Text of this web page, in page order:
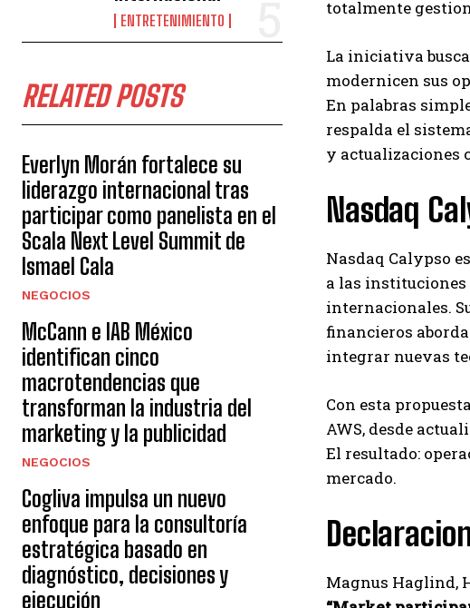
I've
en el
ENTRETENIMIENTO
RELATED POSTS
Everlyn Morán fortalece su
liderazgo internacional tras
participar como panelista en el
Scala Next Level Summit de
Ismael Cala
NEGOCIOS
McCann e IAB México
identifican cinco
macrotendencias que
transforman la industria del
marketing y la publicidad
NEGOCIOS
Cogliva impulsa un nuevo
enfoque para la consultoría
estratégica basado en
diagnóstico, decisiones y
ejecución
totalmente
La iniciativa
modernicen sus
En palabras
respalda el
y actualizaciones
Nasdaq
Nasdaq Calypso
a las
internacionales.
financieros
integrar nuevas
Con esta
AWS, desde
El resultado:
mercado.
Magnus Haglind,